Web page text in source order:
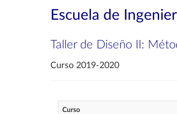
Escuela de
Taller de Diseño II:
Curso 2019-2020
Curso